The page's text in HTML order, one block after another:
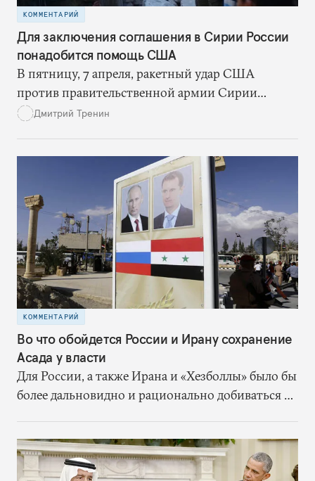
КОММЕНТАРИЙ
Для заключения соглашения в Сирии России
понадобится помощь США
В пятницу, 7 апреля, ракетный удар США
против правительственной армии Сирии
окончательно развеял все иллюзии Москвы
Дмитрий Тренин
КОММЕНТАРИЙ
Во что обойдется России и Ирану сохранение
Асада у власти
Для России, а также Ирана и «Хезболлы» было бы
более дальновидно и рационально добиваться от
придется взять на себя финансовую поддержку
сирийского режима, а политическая ситуация в